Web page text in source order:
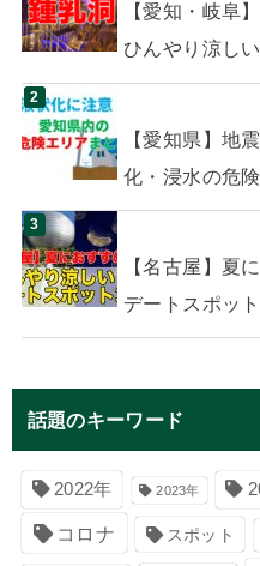
【愛知・岐阜
ひんやり涼し
【愛知県】地
化・浸水の危
【名古屋】夏
デートスポッ
話題のキーワード
2022年 2023年
コロナ スポット